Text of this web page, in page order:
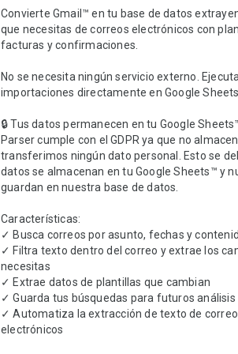
Convierte Gmail™ en tu base de datos
que necesitas de correos electrónicos con
facturas y confirmaciones.
No se necesita ningún servicio externo.
importaciones directamente en Google
🔒 Tus datos permanecen en tu Google
Parser cumple con el GDPR ya que no
transferimos ningún dato personal. Esto se
datos se almacenan en tu Google Sheets™ y
guardan en nuestra base de datos.
Características:
✓ Busca correos por asunto, fechas y
✓ Filtra texto dentro del correo y extrae los
necesitas
✓ Extrae datos de plantillas que cambian
✓ Guarda tus búsquedas para futuros análisis
✓ Automatiza la extracción de texto de
electrónicos